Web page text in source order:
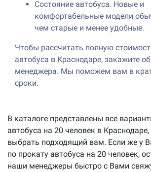
Состояние автобуса. Новые и
комфортабельные модели
чем старые и менее удобные.
Чтобы рассчитать полную
автобуса в Краснодаре, закажите
менеджера. Мы поможем вам в
сроки.
В каталоге представлены все
автобуса на 20 человек в
выбрать подходящий вам. Если же у
по прокату автобуса на 20 человек,
наши менеджеры быстро с Вами